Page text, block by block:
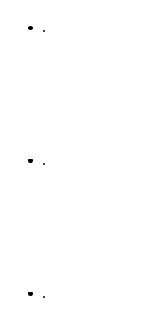
.
.
.